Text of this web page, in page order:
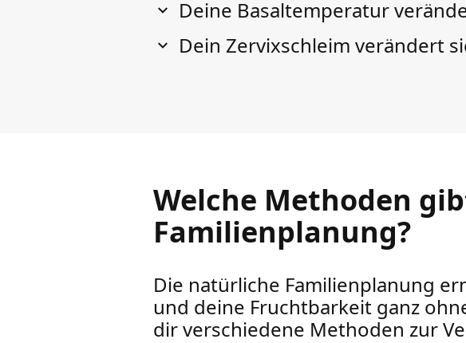
Deine Basaltemperatur
Dein Zervixschleim verändert
Welche Methoden
Familienplanung?
Die natürliche Familienplanung
und deine Fruchtbarkeit ganz
dir verschiedene Methoden zur